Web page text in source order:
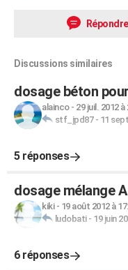
Répondre
Discussions similaires
dosage béton
alainco- 29 juil. 2012 à
stf_jpd87- 11
5 réponses
dosage mélange
kiki- 19 août 2012 à
ludobati- 19 juin
6 réponses